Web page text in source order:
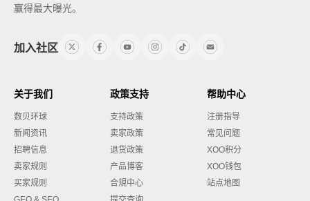
赢得最大曝光。
加入社区
关于我们
数贝环球
新闻资讯
招聘信息
卖家规则
买家规则
政策支持
支持政策
卖家政策
退货政策
产品博客
合規中心
帮助中心
注册指导
常见问题
XOO积分
XOO钱包
站点地图